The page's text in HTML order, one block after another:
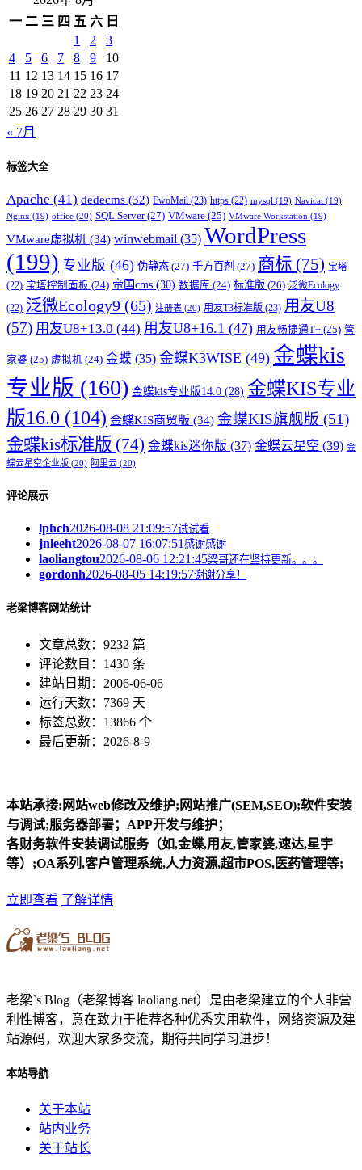
一 二 三 四 五 六 日
1
2
3
4
5 6 7 8 9
10
11 12 13 14 15 16 17
18 19 20 21 22 23 24
25 26 27 28 29 30 31
« 7月
标签大全
Apache (41) dedecms (32) EwoMail (23) https (22) mysql (19) Navicat (19)
Nginx (19) office (20) SQL Server(27) VMware (25) VMware Workstation (19)
VMware虚拟机 (34) winwebmail (35) WordPress
(199) 专业版 (46) 伪静态 (27) 千方百剂 (27) 商标 (75) 宝塔
(22) 宝塔控制面板 (24) 帝国cms (30) 数据库 (24) 标准版 (26) 泛微Ecology
(22) 泛微Ecology9 (65) 注册表 (20) 用友T3标准版 (23) 用友U8
(57) 用友U8+13.0 (44) 用友U8+16.1 (47) 用友畅捷通T+ (25) 管
家婆 (25) 虚拟机 (24) 金蝶 (35) 金蝶K3WISE (49) 金蝶kis
专业版 (160) 金蝶kis专业版14.0 (28) 金蝶KIS专业
版16.0 (104) 金蝶KIS商贸版 (34) 金蝶KIS旗舰版 (51)
金蝶kis标准版 (74) 金蝶kis迷你版 (37) 金蝶云星空 (39) 金
蝶云星空企业版 (20) 阿里云 (20)
评论展示
lphch2026-08-08 21:09:57试试看
jnleeht2026-08-07 16:07:51 感谢感谢
laoliangtou2026-08-06 12:21:45梁哥还在坚持更新。。。
gordonh2026-08-05 14:19:57谢谢分享！
老梁博客网站统计
文章总数：9232 篇
评论数目：1430 条
建站日期：2006-06-06
运行天数：7369 天
标签总数：13866 个
最后更新：2026-8-9
本站承接:网站web修改及维护;网站推广(SEM,SEO);软件安装
与调试;服务器部署；APP开发与维护；
各财务软件安装调试服务（如,金蝶,用友,管家婆,速达,星宇
等）;OA系列,客户管理系统,人力资源,超市POS,医药管理等;
立即查看 了解详情
老梁`s Blog（老梁博客 laoliang.net）是由老梁建立的个人非营
利性博客，意在致力于推荐各种优秀实用软件，网络资源及建
站源码，欢迎大家多交流，期待共同学习进步！
本站导航
关于本站
站内业务
关于站长